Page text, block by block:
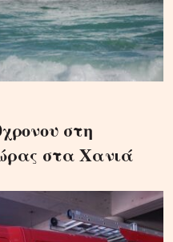
στη
στα Χανιά